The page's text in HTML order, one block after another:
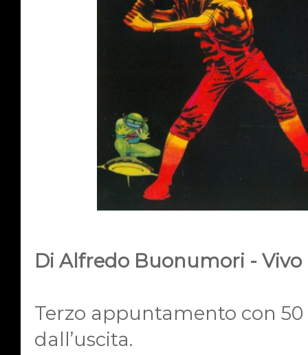
Di Alfredo Buonumori -
Terzo appuntamento con
dall’uscita.